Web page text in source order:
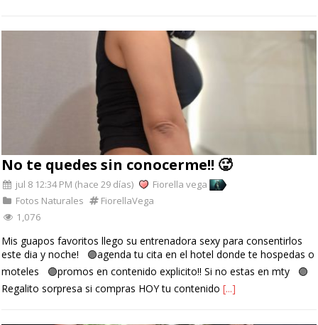
No te quedes sin conocerme!! 🥵
jul 8 12:34 PM (hace 29 días)
Fiorella vega
Fotos Naturales
FiorellaVega
1,076
Mis guapos favoritos llego su entrenadora sexy para consentirlos
este dia y noche! 🟣agenda tu cita en el hotel donde te hospedas o
moteles 🟣promos en contenido explicito!! Si no estas en mty 🟣
Regalito sorpresa si compras HOY tu contenido [...]